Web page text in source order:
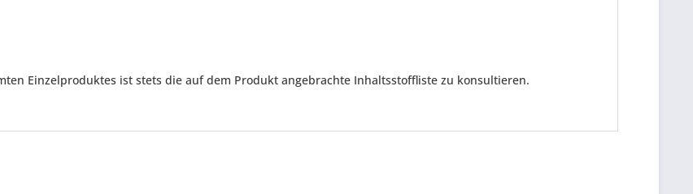
Einzelproduktes ist stets die auf dem Produkt angebrachte Inhaltsstoffliste zu konsultieren.